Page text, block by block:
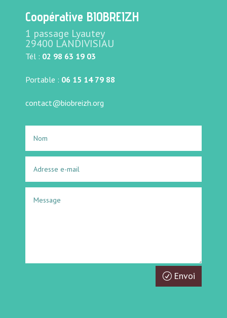
Coopérative BIOBREIZH
1 passage Lyautey
29400 LANDIVISIAU
Tél : 02 98 63 19 03
Portable : 06 15 14 79 88
contact@biobreizh.org
Envoi